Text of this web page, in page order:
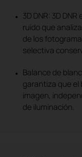
3D DNR: 3D
ruido que
de los
selectiva
Balance de
garantiza que el
imagen,
de iluminación.